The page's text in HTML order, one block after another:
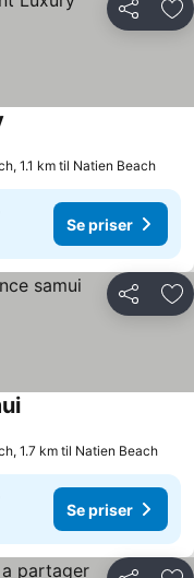
Del
1.1 km til Natien Beach
Se priser
Del
1.7 km til Natien Beach
Se priser